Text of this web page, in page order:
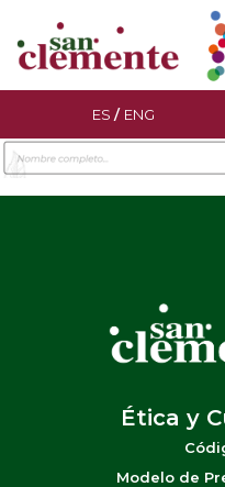
ES / ENG
Ética y
Modelo de